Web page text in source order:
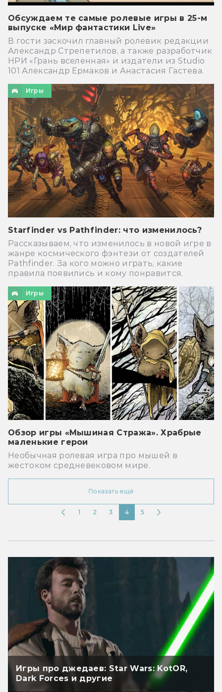
Обсуждаем те самые ролевые игры в 25-м
выпуске «Мир фантастики Live»
В гости заскочил главный ролевик редакции
Александр Стрепетилов, а также разработчик
НРИ «Грань вселенная» и издатели из Studio
101 Александр Ермаков и Анастасия Гастева.
Игры
Starfinder vs Pathfinder: что изменилось?
Рассказываем, что изменилось в новой игре в
жанре космического фэнтези от создателей
Pathfinder. За кого можно играть, какие
правила появились и кому понравится.
Игры
Обзор игры «Мышиная Стража». Храбрые
маленькие герои
Необычная ролевая игра про мышей в
жестоком средневековом мире.
Показать ещё
1 2 3 4 5
Игры про джедаев: Star Wars: KotOR,
Dark Forces и другие